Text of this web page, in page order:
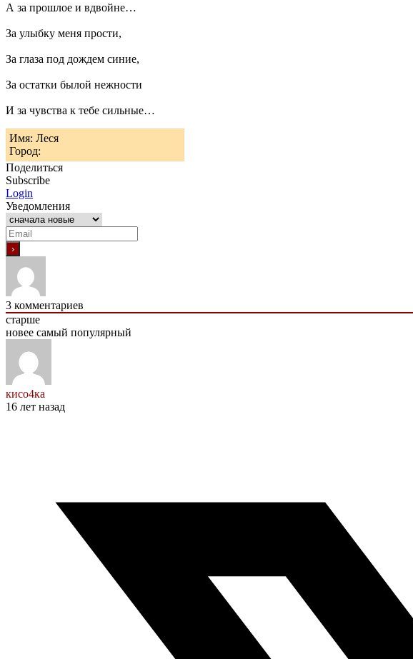
А за прошлое и вдвойне…
За улыбку меня прости,
За глаза под дождем синие,
За остатки былой нежности
И за чувства к тебе сильные…
Имя: Леся
Город:
Поделиться
Subscribe
Login
Уведомления
3 комментариев
старше
новее самый популярный
кисо4ка
16 лет назад